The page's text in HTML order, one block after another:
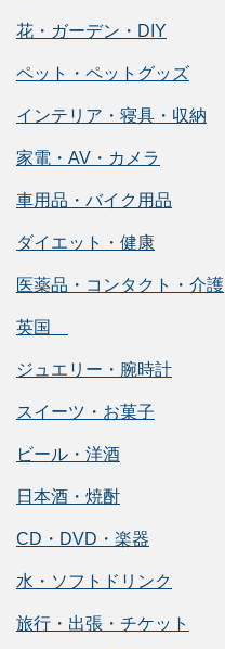
花・ガーデン・DIY
ペット・ペットグッズ
インテリア・寝具・収納
家電・AV・カメラ
車用品・バイク用品
ダイエット・健康
医薬品・コンタクト・介護
英国
ジュエリー・腕時計
スイーツ・お菓子
ビール・洋酒
日本酒・焼酎
CD・DVD・楽器
水・ソフトドリンク
旅行・出張・チケット